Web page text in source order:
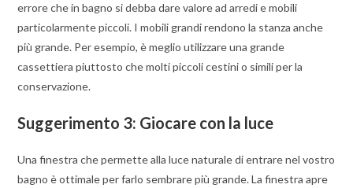
errore che in bagno si debba dare valore ad arredi e mobili
particolarmente piccoli. I mobili grandi rendono la stanza anche
più grande. Per esempio, è meglio utilizzare una grande
cassettiera piuttosto che molti piccoli cestini o simili per la
conservazione.
Suggerimento 3: Giocare con la luce
Una finestra che permette alla luce naturale di entrare nel vostro
bagno è ottimale per farlo sembrare più grande. La finestra apre